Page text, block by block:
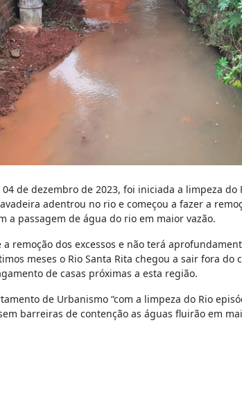
de dezembro de 2023, foi iniciada a limpeza do
adentrou no rio e começou a fazer a
a passagem de água do rio em maior vazão.
remoção dos excessos e não terá
meses o Rio Santa Rita chegou a sair fora do
de casas próximas a esta região.
de Urbanismo “com a limpeza do Rio
barreiras de contenção as águas fluirão em